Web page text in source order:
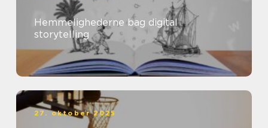
Hemmelighederne bag digital
storytelling
27. oktober 2025